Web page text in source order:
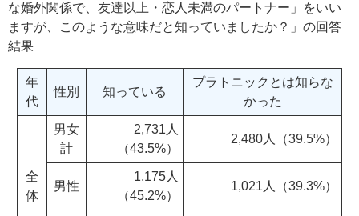
な婚外関係で、友達以上・恋人未満のパートナー」をいい
ますが、このような意味だと知っていましたか？」の回答
結果
年
代
性別 知っている
プラトニックとは知らな
かった
全
体
男女
計
2,731人
（43.5%）
2,480人（39.5%）
男性
1,175人
（45.2%）
1,021人（39.3%）